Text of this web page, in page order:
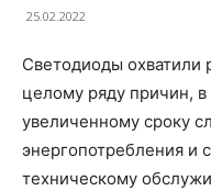
25.02.2022
Светодиоды
целому ряду причин,
увеличенному сроку
энергопотребления и
техническому